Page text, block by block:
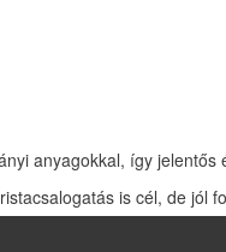
anyagokkal, így
is cél, de jól